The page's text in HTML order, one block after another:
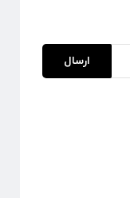
ارسال